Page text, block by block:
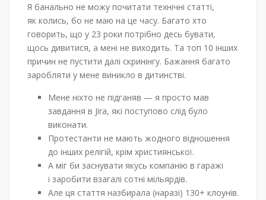
Я банально не можу почитати технічні статті,
як колись, бо не маю на це часу. Багато хто
говорить, що у 23 роки потрібно десь бувати,
щось дивитися, а мені не виходить. Та топ 10 інших
причин не пустити далі скринінгу. Бажання багато
заробляти у мене виникло в дитинстві.
Мене ніхто не підганяв — я просто мав
завдання в Jira, які поступово слід було
виконати.
Протестанти не мають жодного відношення
до інших релігій, крім християнської.
А міг би заснувати якусь компанію в гаражі
і заробити взагалі сотні мільярдів.
Але ця стаття назбирала (наразі) 130+ клоунів.